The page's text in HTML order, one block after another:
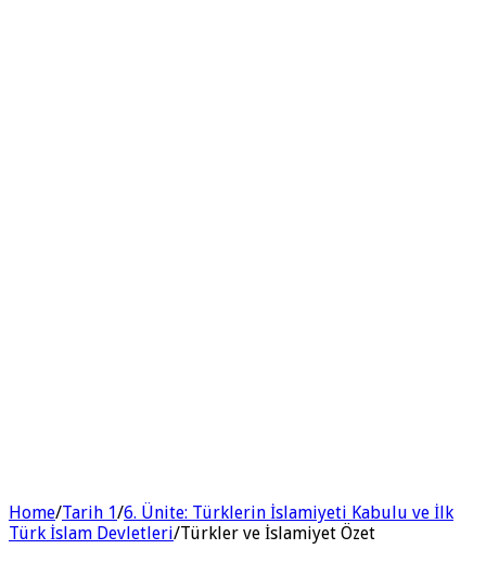
Home/Tarih 1/6. Ünite: Türklerin İslamiyeti Kabulu ve İlk
Türk İslam Devletleri/Türkler ve İslamiyet Özet